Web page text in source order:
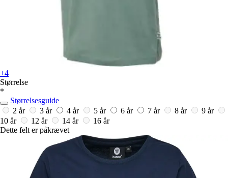
+4
Størrelse
*
Størrelsesguide
2 år
3 år 4 år 5 år 6 år 7 år 8 år
9 år
10 år
12 år 14 år
16 år
Dette felt er påkrævet